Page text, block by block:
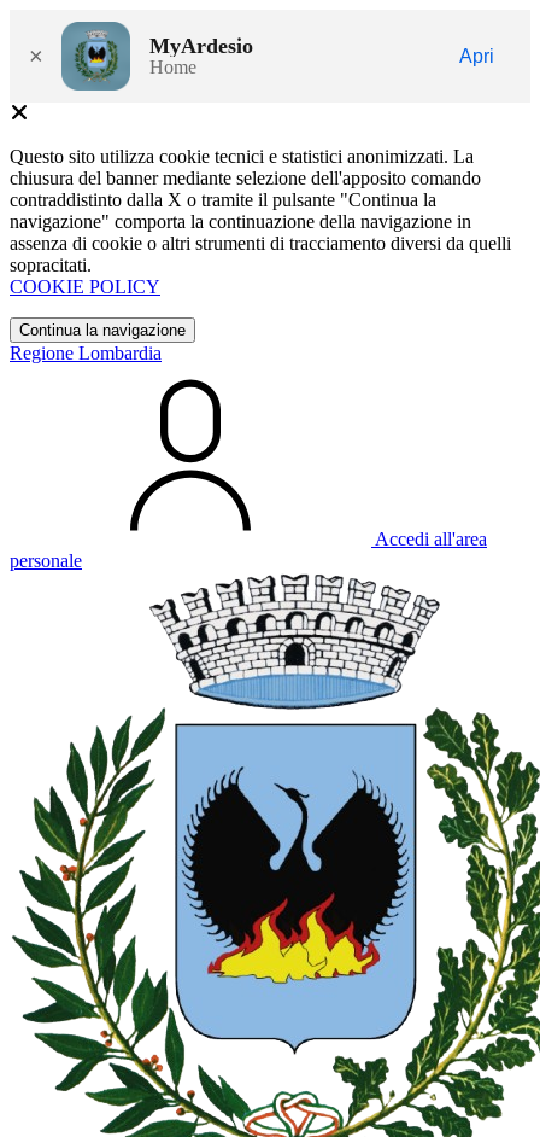
× MyArdesio
Home
Apri
Questo sito utilizza cookie tecnici e statistici anonimizzati. La
chiusura del banner mediante selezione dell'apposito comando
contraddistinto dalla X o tramite il pulsante "Continua la
navigazione" comporta la continuazione della navigazione in
assenza di cookie o altri strumenti di tracciamento diversi da quelli
sopracitati.
COOKIE POLICY
Continua la navigazione
Regione Lombardia
Accedi all'area
personale